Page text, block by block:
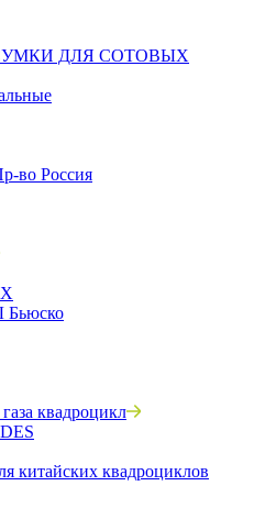
ДЛЯ СОТОВЫХ
Россия
квадроцикл
квадроциклов